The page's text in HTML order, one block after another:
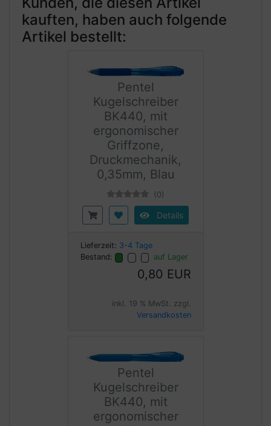
kauften, haben auch folgende
Artikel bestellt:
Pentel
Kugelschreiber
BK440, mit
ergonomischer
Griffzone,
Druckmechanik,
0,35mm, Blau
(0)
Details
Lieferzeit: 3-4 Tage
Bestand:
auf Lager
0,80 EUR
inkl. 19 % MwSt. zzgl.
Versandkosten
Pentel
Kugelschreiber
BK440, mit
ergonomischer